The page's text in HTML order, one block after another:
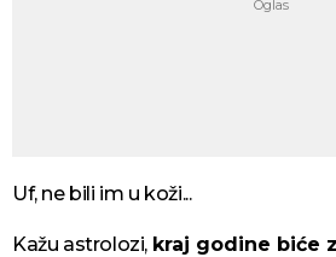
Uf, ne bili im u koži...
Kažu astrolozi, kraj godine biće